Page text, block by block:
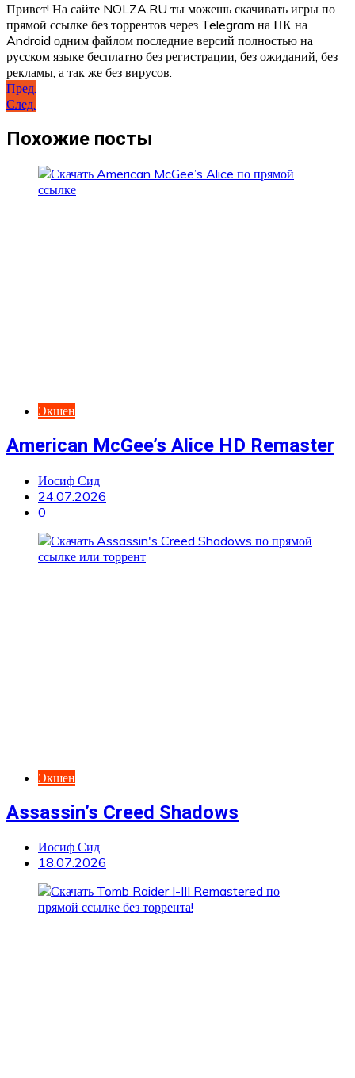
Привет! На сайте NOLZA.RU ты можешь скачивать игры по
прямой ссылке без торрентов через Telegram на ПК на
Android одним файлом последние версий полностью на
русском языке бесплатно без регистрации, без ожиданий, без
рекламы, а так же без вирусов.
Навигация
по
записям
Пред.
След.
Похожие посты
Экшен
American McGee’s Alice HD Remaster
Иосиф Сид
24.07.2026
0
Экшен
Assassin’s Creed Shadows
Иосиф Сид
18.07.2026